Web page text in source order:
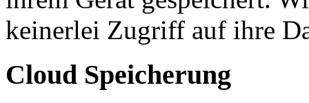
keinerlei Zugriff auf ihre
Cloud Speicherung